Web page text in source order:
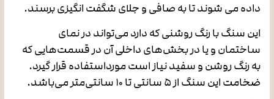
داده می شوند تا به صافی و جلای شگفت انگیزی برسند.
این سنگ با رنگ روشنی که دارد می‌تواند در نمای
ساختمان و یا در بخش‌های داخلی آن در قسمت‌هایی که
به رنگ روشن و سفید نیاز است مورداستفاده قرار گیرد.
ضخامت این سنگ از ۵ سانتی تا ۱۰ سانتی‌متر می‌باشد.